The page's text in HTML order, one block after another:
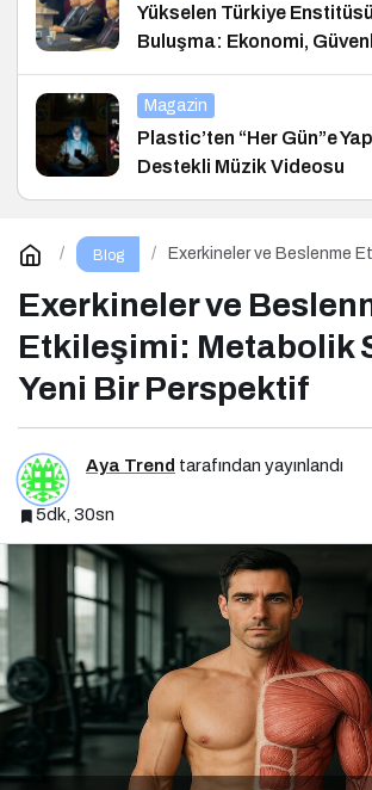
Yükselen Türkiye
Buluşma: Ekonomi,
ve Hukuk Konferansı
Magazin
Plastic’ten “Her Gün”e
Destekli Müzik Videosu
Blog
Exerkineler ve Beslenme
Exerkineler ve
Etkileşimi: Metabolik
Yeni Bir Perspektif
Aya Trend tarafından yayınlandı
5dk, 30sn